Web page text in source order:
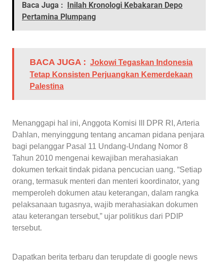
Baca Juga : Inilah Kronologi Kebakaran Depo
Pertamina Plumpang
BACA JUGA : Jokowi Tegaskan Indonesia
Tetap Konsisten Perjuangkan Kemerdekaan
Palestina
Menanggapi hal ini, Anggota Komisi III DPR RI, Arteria
Dahlan, menyinggung tentang ancaman pidana penjara
bagi pelanggar Pasal 11 Undang-Undang Nomor 8
Tahun 2010 mengenai kewajiban merahasiakan
dokumen terkait tindak pidana pencucian uang. “Setiap
orang, termasuk menteri dan menteri koordinator, yang
memperoleh dokumen atau keterangan, dalam rangka
pelaksanaan tugasnya, wajib merahasiakan dokumen
atau keterangan tersebut,” ujar politikus dari PDIP
tersebut.
Dapatkan berita terbaru dan terupdate di google news